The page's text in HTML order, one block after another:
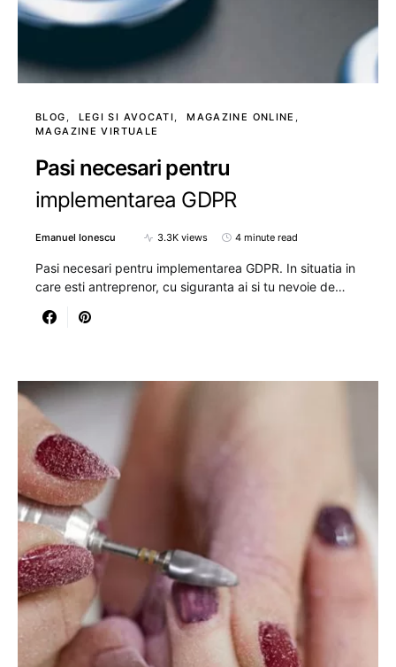
BLOG LEGI SI AVOCATI
MAGAZINE ONLINE
MAGAZINE VIRTUALE
Pasi necesari pentru
implementarea GDPR
Emanuel Ionescu 3.3K views 4 minute read
Pasi necesari pentru implementarea GDPR. In situatia in
care esti antreprenor, cu siguranta ai si tu nevoie de…